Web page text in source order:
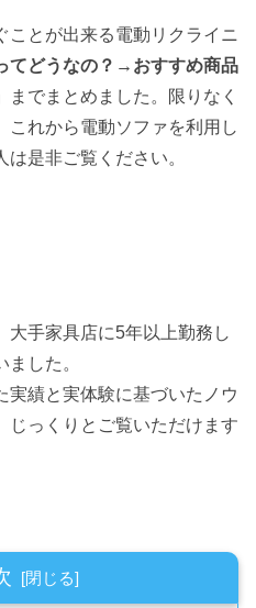
ことが出来る電動リクライニ
てどうなの？→おすすめ商品
までまとめました。限りなく
これから電動ソファを利用し
是非ご覧ください。
大手家具店に5年以上勤務し
した。
実績と実体験に基づいたノウ
じっくりとご覧いただけます